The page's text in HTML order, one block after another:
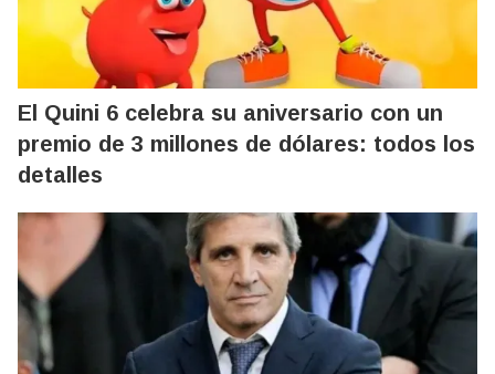
El Quini 6 celebra su aniversario con un
premio de 3 millones de dólares: todos los
detalles